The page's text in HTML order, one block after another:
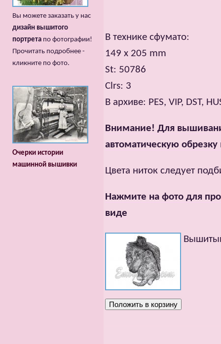
В технике сфумато:
149 x 205 mm
St: 50786
Clrs: 3
В архиве: PES, VIP, DST,
Внимание! Для
автоматическую
Цвета ниток следует
Нажмите на фото для
виде
Вы можете заказать у нас
дизайн вышитого
портрета по фотографии!
Прочитать подробнее -
кликните по фото.
Очерки истории
машинной вышивки